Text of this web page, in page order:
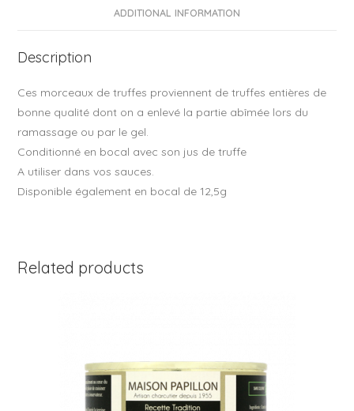
o
k
ADDITIONAL INFORMATION
Description
Ces morceaux de truffes proviennent de truffes entières de
bonne qualité dont on a enlevé la partie abîmée lors du
ramassage ou par le gel.
Conditionné en bocal avec son jus de truffe
A utiliser dans vos sauces.
Disponible également en bocal de 12,5g
Related products